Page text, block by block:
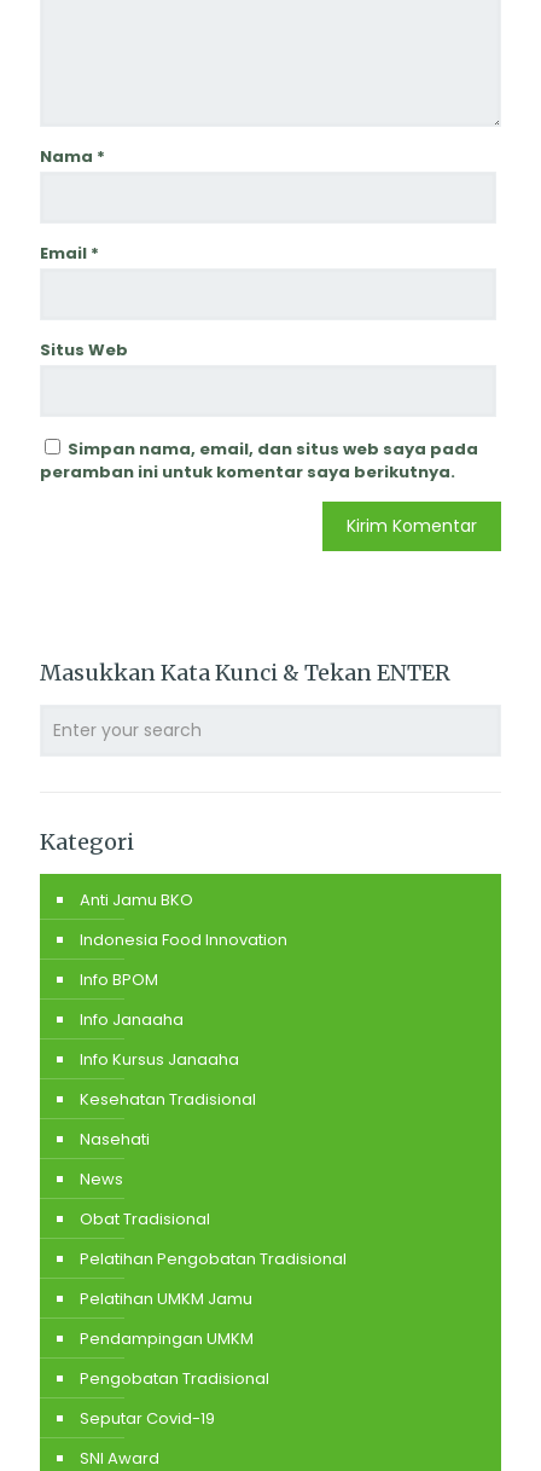
Nama *
Email *
Situs Web
Simpan nama, email, dan situs web saya pada
peramban ini untuk komentar saya berikutnya.
Masukkan Kata Kunci & Tekan ENTER
Kategori
Anti Jamu BKO
Indonesia Food Innovation
Info BPOM
Info Janaaha
Info Kursus Janaaha
Kesehatan Tradisional
Nasehati
News
Obat Tradisional
Pelatihan Pengobatan Tradisional
Pelatihan UMKM Jamu
Pendampingan UMKM
Pengobatan Tradisional
Seputar Covid-19
SNI Award